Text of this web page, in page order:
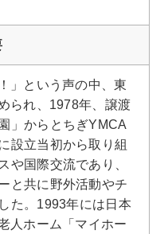
」という声の中、東
られ、1978年、譲渡
」からとちぎYMCA
設立当初から取り組
や国際交流であり、
と共に野外活動やチ
た。1993年には日本
人ホーム「マイホー